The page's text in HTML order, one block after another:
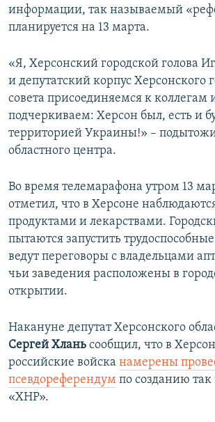
информации, так называемый
планируется на 13 марта.
«Я, Херсонский городской голова
и депутатский корпус Херсонского
совета присоединяемся к коллегам
подчеркиваем: Херсон был, есть и
территорией Украины!» –
областного центра.
Во время телемарафона утром 13
отметил, что в Херсоне
продуктами и лекарствами.
пытаются запустить
ведут переговоры с владельцами
чьи заведения расположены в
открытии.
Накануне депутат Херсонского
Сергей Хлань сообщил, что в
российские войска намерены
псевдореферендум по созданию
«ХНР».